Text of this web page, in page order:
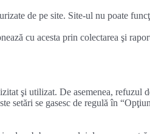
de pe site. Site-ul nu poate
cu acesta prin colectarea şi
şi utilizat. De asemenea, refuzul
setări se gasesc de regulă în